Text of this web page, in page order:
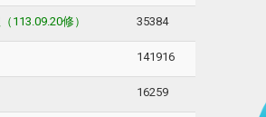
113.09.20修） 35384
141916
16259